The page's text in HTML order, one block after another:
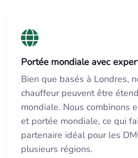
Portée mondiale avec
Bien que basés à Londres,
chauffeur peuvent être
mondiale. Nous combinons
et portée mondiale, ce qui
partenaire idéal pour les
plusieurs régions.